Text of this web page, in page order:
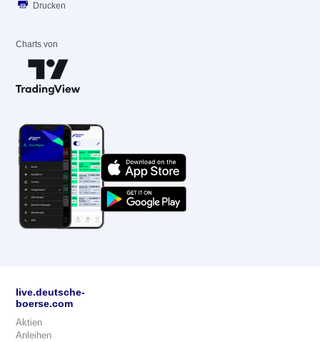
Drucken
Charts von
live.deutsche-
boerse.com
Aktien
Anleihen